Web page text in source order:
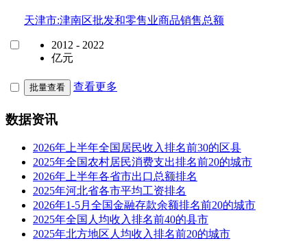
天津市:津南区批发和零售业商品销售总额
2012 - 2022
亿元
批量查看 查看更多
数据资讯
2026年上半年全国居民收入排名前30的区县
2025年全国农村居民消费支出排名前20的城市
2026年上半年各省市出口总额排名
2025年河北省各市平均工资排名
2026年1-5月全国金融存款余额排名前20的城市
2025年全国人均收入排名前40的县市
2025年北方地区人均收入排名前20的城市